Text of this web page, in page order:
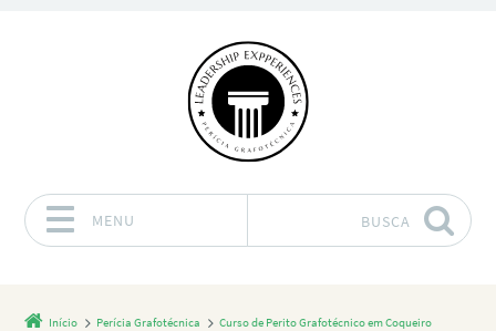
MENU BUSCA
Início Perícia Grafotécnica
Curso de Perito Grafotécnico em Coqueiro